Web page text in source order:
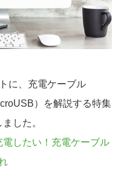
に、充電ケーブル
）を解説する特集
した。
したい！充電ケーブル